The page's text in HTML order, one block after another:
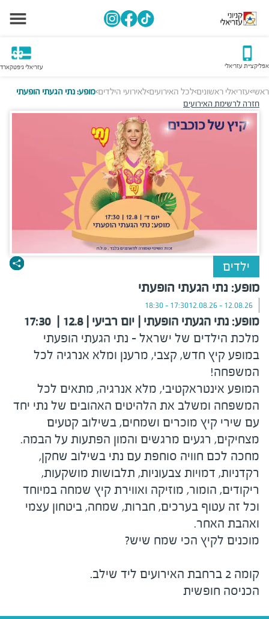
אפליקציית עזריאלי עזריאלי גיפטקארד
ראשי>עזריאלי ראשונים>לכל האירועים>לאירועי הילדים>מופע: נתי הגעתי הופעתי
חזרה לרשימת האירועים
ילדים
מופע: נתי הגעתי הופעתי
12.08.26 - 12.08.26
17:30 - 18:30
מופע: נתי הגעתי הופעתי | יום רביעי | 12.8 | 17:30
מלכת הילדים של ישראל - נתי הגעתי הופעתי
במופע קיץ חדש, קצבי, מרענן ומלא אנרגיה לכל
המשפחה!
המופע אינטראקטיבי, מלא אנרגיה, מתאים לכל
המשפחה ומשלב את הלהיטים האהובים של נתי יחד
עם שירי קיץ מוכרים ושמחים, בשילוב קטעים
מצחיקים, רגעים מרגשים והמון הפתעות על הבמה.
מחכה לכם חוויה סוחפת עם נתי בשילוב שחקן,
רקדניות, דמויות צבעוניות, תלבושות מושקעות,
ריקודים, הומור, מוזיקה ואווירת קיץ שמחה במיוחד
וכל זה עטוף בערכים, חברות, שמחה, ביטחון עצמי
ואהבת האחר.
מוכנים לקיץ הכי שמח שיש?
קומה 2 ברחבת האירועים ליד שילב.
הכניסה חופשית